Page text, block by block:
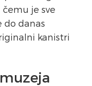
je sve
do danas
kanistri